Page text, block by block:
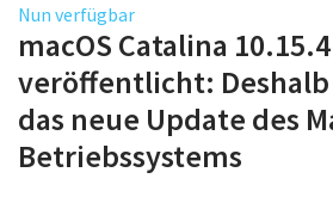
Nun verfügbar
macOS Catalina 10.15.4
veröffentlicht:
das neue Update des
Betriebssystems